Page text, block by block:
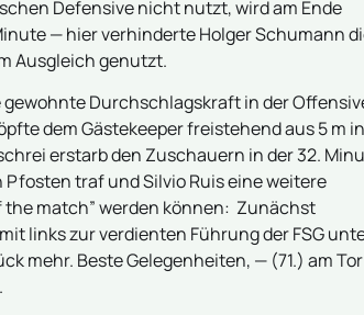
Defensive nicht nutzt, wird am Ende
— hier verhinderte Holger Schumann
Ausgleich genutzt.
gewohnte Durchschlagskraft in der
dem Gästekeeper freistehend aus 5 m in
erstarb den Zuschauern in der 32.
traf und Silvio Ruis eine weitere
the match” werden können: Zunächst
links zur verdienten Führung der FSG
mehr. Beste Gelegenheiten, — (71.) am Tor